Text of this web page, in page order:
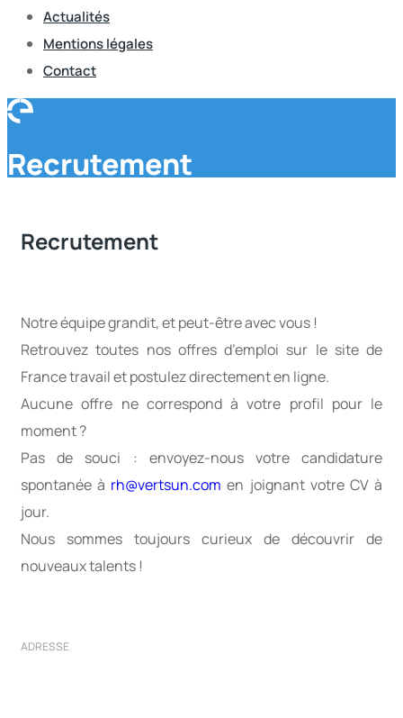
Actualités
Mentions légales
Contact
Recrutement
Recrutement
Notre équipe grandit, et peut-être avec vous !
Retrouvez toutes nos offres d’emploi sur le site de
France travail et postulez directement en ligne.
Aucune offre ne correspond à votre profil pour le
moment ?
Pas de souci : envoyez-nous votre candidature
spontanée à rh@vertsun.com en joignant votre CV à
jour.
Nous sommes toujours curieux de découvrir de
nouveaux talents !
ADRESSE